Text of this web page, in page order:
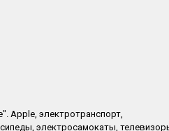
Apple, электротранспорт,
электросамокаты,